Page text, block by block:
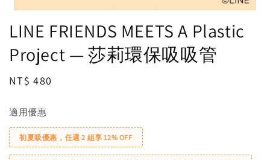
LINE FRIENDS MEETS A Plastic
Project — 莎莉環保吸吸管
Regular
NT$ 480
適用優惠
初夏吸優惠，任選 2 組享 12% OFF